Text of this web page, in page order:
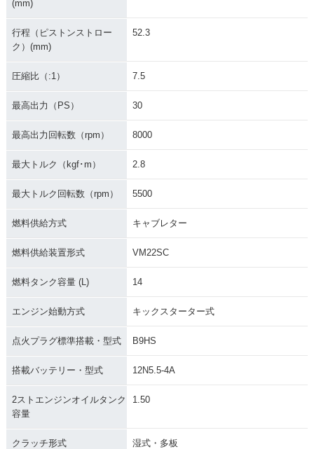
(mm)
行程（ピストンストロー
ク）(mm)
52.3
圧縮比（:1） 7.5
最高出力（PS） 30
最高出力回転数（rpm） 8000
最大トルク（kgf･m） 2.8
最大トルク回転数（rpm） 5500
燃料供給方式 キャブレター
燃料供給装置形式 VM22SC
燃料タンク容量 (L) 14
エンジン始動方式 キックスターター式
点火プラグ標準搭載・型式 B9HS
搭載バッテリー・型式 12N5.5-4A
2ストエンジンオイルタンク
容量
1.50
クラッチ形式 湿式・多板